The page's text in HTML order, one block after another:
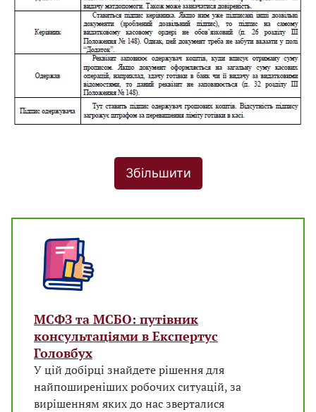
Збільшити
МСФЗ та МСБО: путівник
консультаціями в Експертус
Головбух
У цій добірці знайдете рішення для
найпоширеніших робочих ситуацій, за
вирішенням яких до нас зверталися